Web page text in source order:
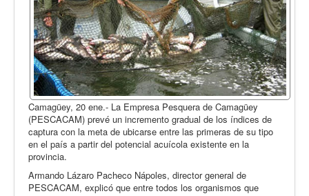
Camagüey, 20 ene.- La Empresa Pesquera de Camagüey
(PESCACAM) prevé un incremento gradual de los índices de
captura con la meta de ubicarse entre las primeras de su tipo
en el país a partir del potencial acuícola existente en la
provincia.
Armando Lázaro Pacheco Nápoles, director general de
PESCACAM, explicó que entre todos los organismos que